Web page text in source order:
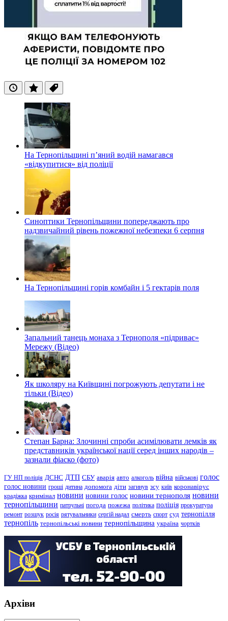
ОстанніПопулярні
Теги
На Тернопільщині п’яний водій намагався
«відкупитися» від поліції
Синоптики Тернопільщини попереджають про
надзвичайний рівень пожежної небезпеки 6 серпня
На Тернопільщині горів комбайн і 5 гектарів поля
Запальний танець монаха з Тернополя «підриває»
Мережу (Відео)
Як школяру на Київщині погрожують депутати і не
тільки (Відео)
Степан Барна: Злочинні спроби асимілювати лемків як
представників української нації серед інших народів –
зазнали фіаско (фото)
ГУ НП поліція ДСНС ДТП СБУ аварія авто алкоголь війна військові голос
голос новини гроші дитина допомога діти загинув зсу київ коронавірус
крадіжка кримінал новини новини голос новини тернополя новини
тернопільщини патрульні погода пожежа політика поліція прокуратура
ремонт розшук росія рятувальники сергій надал смерть спорт суд тернопілля
тернопіль тернопільські новини тернопільщина україна чортків
Архіви